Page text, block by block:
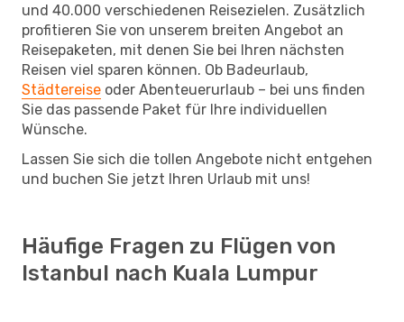
und 40.000 verschiedenen Reisezielen. Zusätzlich
profitieren Sie von unserem breiten Angebot an
Reisepaketen, mit denen Sie bei Ihren nächsten
Reisen viel sparen können. Ob Badeurlaub,
Städtereise oder Abenteuerurlaub – bei uns finden
Sie das passende Paket für Ihre individuellen
Wünsche.
Lassen Sie sich die tollen Angebote nicht entgehen
und buchen Sie jetzt Ihren Urlaub mit uns!
Häufige Fragen zu Flügen von
Istanbul nach Kuala Lumpur